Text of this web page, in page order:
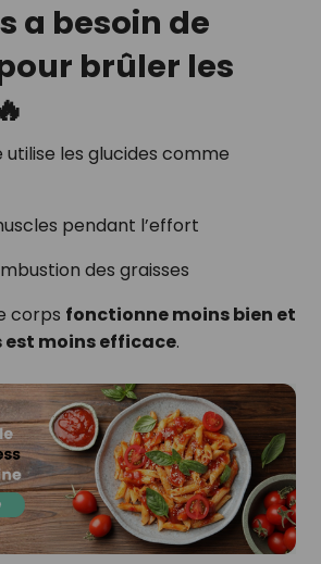
a besoin de
brûler les
les glucides comme
pendant l’effort
des graisses
corps fonctionne moins bien et
est moins efficace.